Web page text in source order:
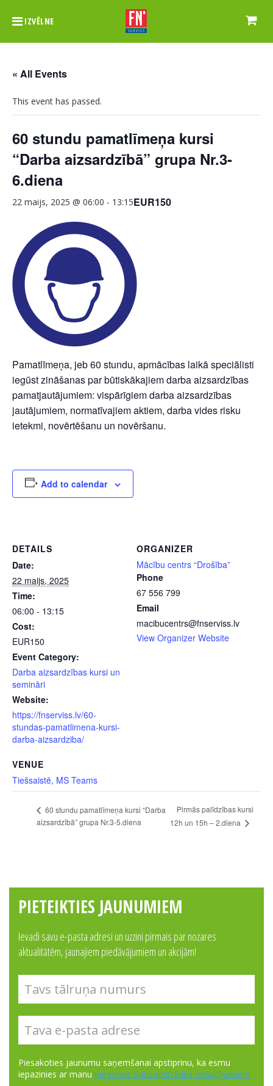
IZVĒLNE
« All Events
This event has passed.
60 stundu pamatlīmeņa kursi
“Darba aizsardzībā” grupa Nr.3-
6.diena
22 maijs, 2025 @ 06:00 - 13:15EUR150
Pamatlīmeņa, jeb 60 stundu, apmācības laikā speciālisti
iegūst zināšanas par būtiskākajiem darba aizsardzības
pamatjautājumiem: vispārīgiem darba aizsardzības
jautājumiem, normatīvajiem aktiem, darba vides risku
ietekmi, novērtēšanu un novēršanu.
Add to calendar
DETAILS
Date:
22 maijs, 2025
Time:
06:00 - 13:15
Cost:
EUR150
Event Category:
Darba aizsardzības kursi un
semināri
Website:
https://fnserviss.lv/60-
stundas-pamatlimena-kursi-
darba-aizsardziba/
VENUE
Tiešsaistē, MS Teams
ORGANIZER
Mācību centrs “Drošība”
Phone
67 556 799
Email
macibucentrs@fnserviss.lv
View Organizer Website
60 stundu pamatlīmeņa kursi “Darba
aizsardzībā” grupa Nr.3-5.diena
Pirmās palīdzības kursi
12h un 15h – 2.diena
PIETEIKTIES JAUNUMIEM
Ievadi savu e-pasta adresi un uzzini pirmais par nozares
aktualitātēm, jaunajiem piedāvājumiem un akcijām!
Piesakoties jaunumu saņemšanai apstiprinu, ka esmu
iepazinies ar manu personas datu apstrādes nosacījumiem